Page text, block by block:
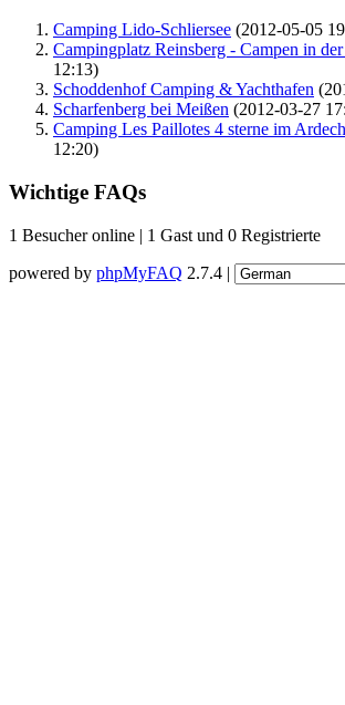
Camping Lido-Schliersee (2012-05-05
Campingplatz Reinsberg - Campen in
12:13)
Schoddenhof Camping & Yachthafen
Scharfenberg bei Meißen (2012-03-27
Camping Les Paillotes 4 sterne im
12:20)
Wichtige FAQs
1 Besucher online | 1 Gast und 0 Registrierte
powered by phpMyFAQ 2.7.4 |